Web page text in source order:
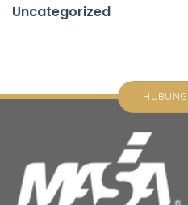
Uncategorized